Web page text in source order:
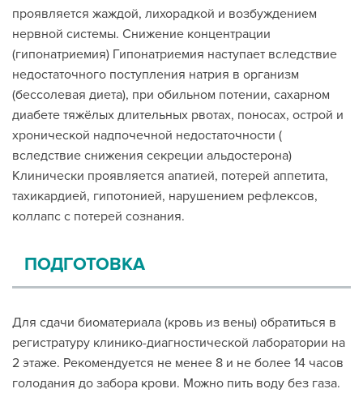
проявляется жаждой, лихорадкой и возбуждением
нервной системы. Снижение концентрации
(гипонатриемия) Гипонатриемия наступает вследствие
недостаточного поступления натрия в организм
(бессолевая диета), при обильном потении, сахарном
диабете тяжёлых длительных рвотах, поносах, острой и
хронической надпочечной недостаточности (
вследствие снижения секреции альдостерона)
Клинически проявляется апатией, потерей аппетита,
тахикардией, гипотонией, нарушением рефлексов,
коллапс с потерей сознания.
ПОДГОТОВКА
Для сдачи биоматериала (кровь из вены) обратиться в
регистратуру клинико-диагностической лаборатории на
2 этаже. Рекомендуется не менее 8 и не более 14 часов
голодания до забора крови. Можно пить воду без газа.